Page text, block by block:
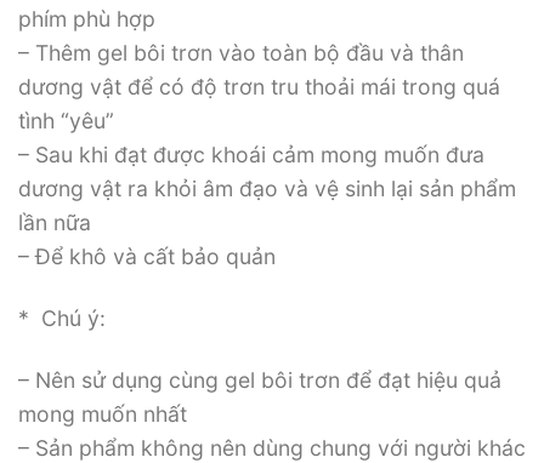
phím phù hợp
– Thêm gel bôi trơn vào toàn bộ đầu và thân
dương vật để có độ trơn tru thoải mái trong quá
tình “yêu”
– Sau khi đạt được khoái cảm mong muốn đưa
dương vật ra khỏi âm đạo và vệ sinh lại sản phẩm
lần nữa
– Để khô và cất bảo quản
* Chú ý:
– Nên sử dụng cùng gel bôi trơn để đạt hiệu quả
mong muốn nhất
– Sản phẩm không nên dùng chung với người khác